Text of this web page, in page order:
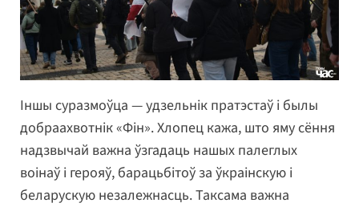
Іншы суразмоўца — удзельнік пратэстаў і былы
добраахвотнік «Фін». Хлопец кажа, што яму сёння
надзвычай важна ўзгадаць нашых палеглых
воінаў і герояў, барацьбітоў за ўкраінскую і
беларускую незалежнасць. Таксама важна